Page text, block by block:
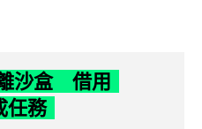
沙盒 借用
任務